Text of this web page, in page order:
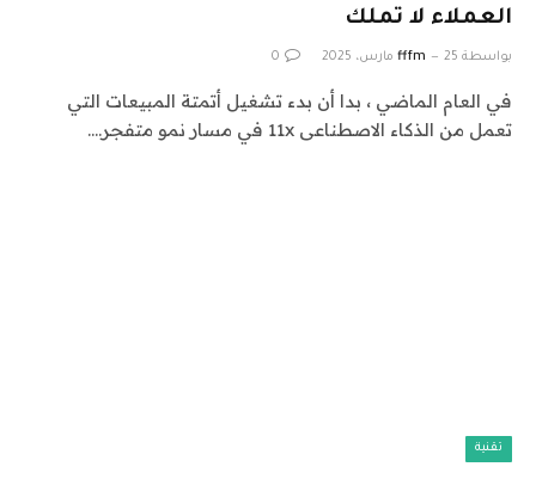
العملاء لا تملك
بواسطة fffm 25 مارس، 2025 0
في العام الماضي ، بدا أن بدء تشغيل أتمتة المبيعات التي
تعمل من الذكاء الاصطناعى 11x في مسار نمو متفجر.…
تقنية